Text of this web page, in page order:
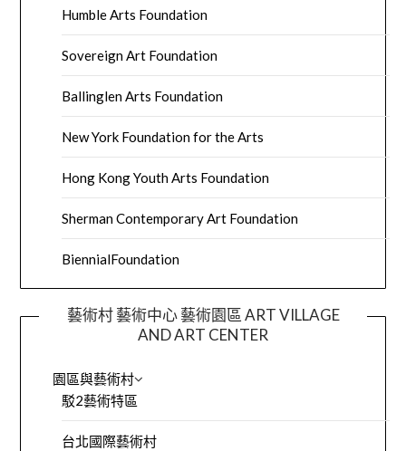
Humble Arts Foundation
Sovereign Art Foundation
Ballinglen Arts Foundation
New York Foundation for the Arts
Hong Kong Youth Arts Foundation
Sherman Contemporary Art Foundation
BiennialFoundation
藝術村 藝術中心 藝術園區 ART VILLAGE
AND ART CENTER
園區與藝術村
駁2藝術特區
台北國際藝術村